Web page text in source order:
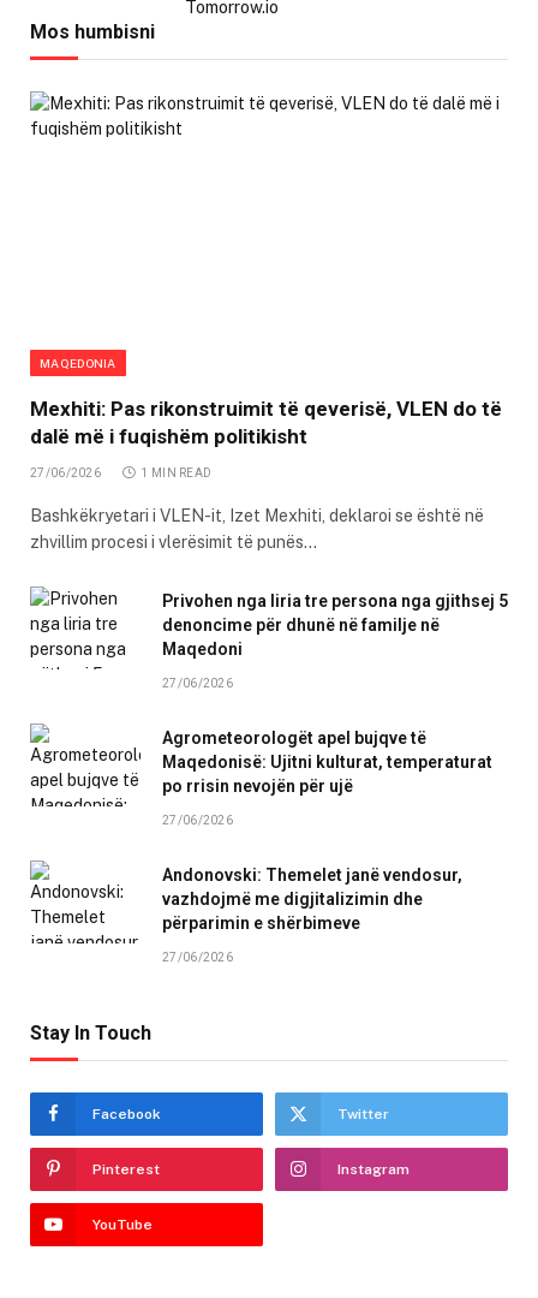
Mos humbisni
MAQEDONIA
Mexhiti: Pas rikonstruimit të qeverisë, VLEN do të
dalë më i fuqishëm politikisht
27/06/2026 1 MIN READ
Bashkëkryetari i VLEN-it, Izet Mexhiti, deklaroi se është në
zhvillim procesi i vlerësimit të punës…
Privohen nga liria tre persona nga gjithsej 5
denoncime për dhunë në familje në
Maqedoni
27/06/2026
Agrometeorologët apel bujqve të
Maqedonisë: Ujitni kulturat, temperaturat
po rrisin nevojën për ujë
27/06/2026
Andonovski: Themelet janë vendosur,
vazhdojmë me digjitalizimin dhe
përparimin e shërbimeve
27/06/2026
Stay In Touch
Facebook Twitter
Pinterest Instagram
YouTube